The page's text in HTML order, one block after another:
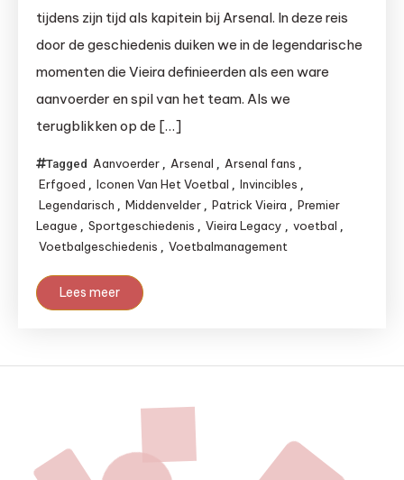
tijdens zijn tijd als kapitein bij Arsenal. In deze reis
door de geschiedenis duiken we in de legendarische
momenten die Vieira definieerden als een ware
aanvoerder en spil van het team. Als we
terugblikken op de […]
Tagged Aanvoerder , Arsenal , Arsenal fans ,
Erfgoed , Iconen Van Het Voetbal , Invincibles ,
Legendarisch , Middenvelder , Patrick Vieira , Premier
League , Sportgeschiedenis , Vieira Legacy , voetbal ,
Voetbalgeschiedenis , Voetbalmanagement
Lees meer